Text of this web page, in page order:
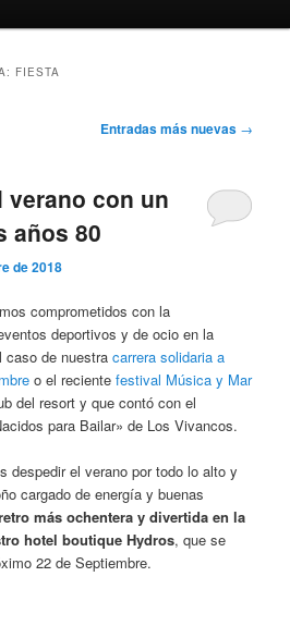
FIESTA
Entradas más nuevas →
verano con un
años 80
de 2018
comprometidos con la
deportivos y de ocio en la
caso de nuestracarrera solidaria a
o el recientefestival Música y Mar
del resort y que contó con el
para Bailar» de Los Vivancos.
despedir el verano por todo lo alto y
cargado de energía y buenas
más ochentera y divertida en la
hotel boutique Hydros, que se
22 de Septiembre.